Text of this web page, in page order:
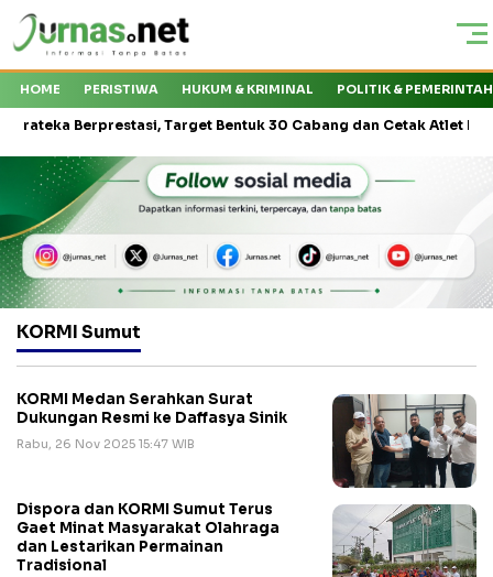
HOME PERISTIWA HUKUM & KRIMINAL POLITIK &
Berprestasi, Target Bentuk 30 Cabang dan Cetak Atlet Nasional
KORMI Sumut
KORMI Medan Serahkan Surat
Dukungan Resmi ke Daffasya Sinik
Rabu, 26 Nov 2025 15:47 WIB
Dispora dan KORMI Sumut Terus
Gaet Minat Masyarakat Olahraga
dan Lestarikan Permainan
Tradisional